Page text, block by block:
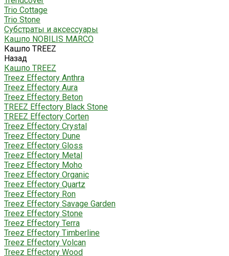
Trio Cottage
Trio Stone
Субстраты и аксессуары
Кашпо NOBILIS MARCO
Кашпо TREEZ
Назад
Кашпо TREEZ
Treez Effectory Anthra
Treez Effectory Aura
Treez Effectory Beton
TREEZ Effectory Black Stone
TREEZ Effectory Corten
Treez Effectory Crystal
Treez Effectory Dune
Treez Effectory Gloss
Treez Effectory Metal
Treez Effectory Moho
Treez Effectory Organic
Treez Effectory Quartz
Treez Effectory Ron
Treez Effectory Savage Garden
Treez Effectory Stone
Treez Effectory Terra
Treez Effectory Timberline
Treez Effectory Volcan
Treez Effectory Wood